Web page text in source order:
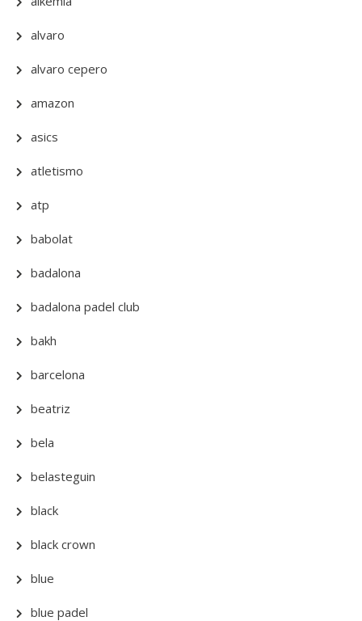
alvaro
alvaro cepero
amazon
asics
atletismo
atp
babolat
badalona
badalona padel club
bakh
barcelona
beatriz
bela
belasteguin
black
black crown
blue
blue padel